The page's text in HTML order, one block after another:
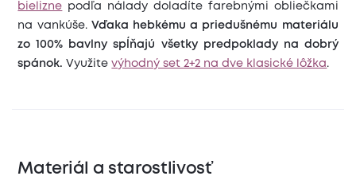
bielizne podľa nálady doladíte farebnými obliečkami
na vankúše. Vďaka hebkému a priedušnému materiálu
zo 100% bavlny spĺňajú všetky predpoklady na dobrý
spánok.Využitevýhodný set 2+2 na dve klasické lôžka.
Materiál a starostlivosť